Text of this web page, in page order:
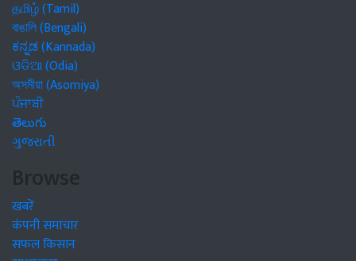
தமிழ் (Tamil)
বাঙালি (Bengali)
ಕನ್ನಡ (Kannada)
ଓଡିଆ (Odia)
অসমীয়া (Asomiya)
ਪੰਜਾਬੀ
తెలుగు
ગુજરાતી
Browse
खबरें
कंपनी समाचार
सफल किसान